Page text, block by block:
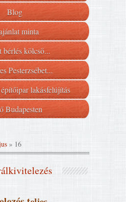
Blog
minta
bérlés kölcsö...
Pesterzsébet...
lakásfelújítás
Budapesten
» 16